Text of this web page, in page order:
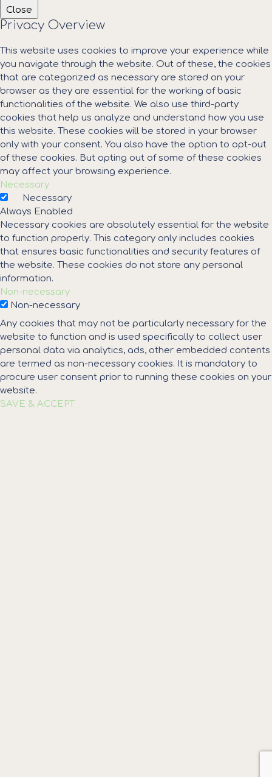
Close
Privacy Overview
This website uses cookies to improve your experience while
you navigate through the website. Out of these, the cookies
that are categorized as necessary are stored on your
browser as they are essential for the working of basic
functionalities of the website. We also use third-party
cookies that help us analyze and understand how you use
this website. These cookies will be stored in your browser
only with your consent. You also have the option to opt-out
of these cookies. But opting out of some of these cookies
may affect your browsing experience.
Necessary
Necessary
Always Enabled
Necessary cookies are absolutely essential for the website
to function properly. This category only includes cookies
that ensures basic functionalities and security features of
the website. These cookies do not store any personal
information.
Non-necessary
Non-necessary
Any cookies that may not be particularly necessary for the
website to function and is used specifically to collect user
personal data via analytics, ads, other embedded contents
are termed as non-necessary cookies. It is mandatory to
procure user consent prior to running these cookies on your
website.
SAVE & ACCEPT